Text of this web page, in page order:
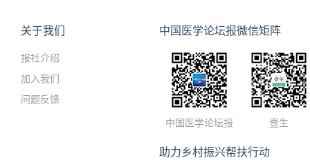
关于我们
报社介绍
加入我们
问题反馈
中国医学论坛报微信矩阵
中国医学论坛报 壹生
助力乡村振兴帮扶行动